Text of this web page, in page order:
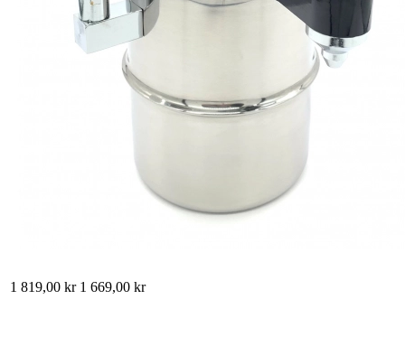
1 819,00 kr 1 669,00 kr